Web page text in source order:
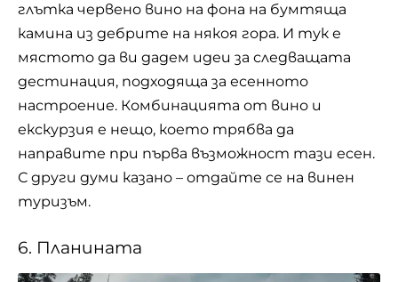
глътка червено вино на фона на бумтяща
камина из дебрите на някоя гора. И тук е
мястото да ви дадем идеи за следващата
дестинация, подходяща за есенното
настроение. Комбинацията от вино и
екскурзия е нещо, което трябва да
направите при първа възможност тази есен.
С други думи казано – отдайте се на винен
туризъм.
6. Планината